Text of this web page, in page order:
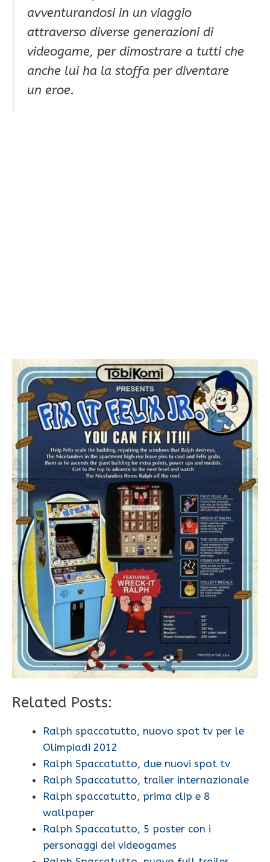
avventurandosi in un viaggio
attraverso diverse generazioni di
videogame, per dimostrare a tutti che
anche lui ha la stoffa per diventare
un eroe.
Related Posts:
Ralph spaccatutto, nuovo spot tv per le
Olimpiadi 2012
Ralph Spaccatutto, due nuovi spot tv
Ralph Spaccatutto, trailer internazionale
Ralph spaccatutto, prima clip e 8
wallpaper
Ralph Spaccatutto, 5 poster con i
personaggi dei videogames